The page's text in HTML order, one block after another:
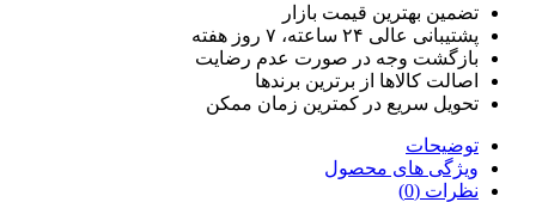
تضمین بهترین قیمت بازار
پشتیبانی عالی ۲۴ ساعته، ۷ روز هفته
بازگشت وجه در صورت عدم رضایت
اصالت کالاها از برترین برندها
تحویل سریع در کمترین زمان ممکن
توضیحات
ویژگی های محصول
نظرات (0)